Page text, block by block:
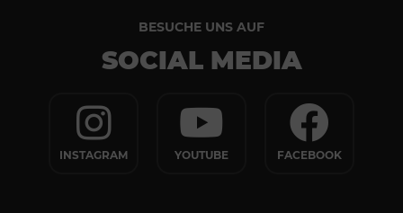
BESUCHE UNS AUF
SOCIAL MEDIA
INSTAGRAM YOUTUBE FACEBOOK